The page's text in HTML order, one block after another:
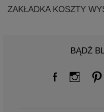
ZAKŁADKA KOSZTY
BĄDŹ